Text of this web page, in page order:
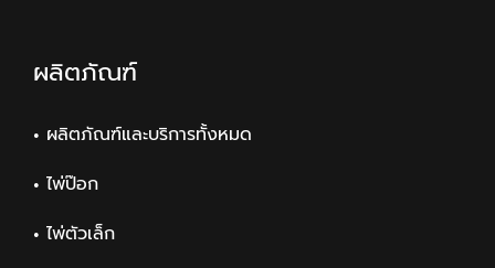
ผลิตภัณฑ์
ผลิตภัณฑ์และบริการทั้งหมด
ไพ่ป๊อก
ไพ่ตัวเล็ก